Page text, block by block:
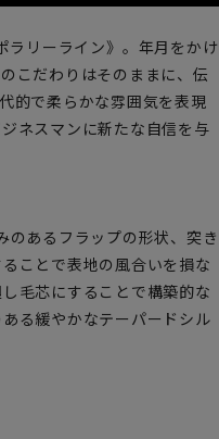
ラリーライン》。年月をかけ
こだわりはそのままに、伝
的で柔らかな雰囲気を表現
ネスマンに新たな自信を与
のあるフラップの形状、突き
ことで表地の風合いを損な
毛芯にすることで構築的な
る緩やかなテーパードシル